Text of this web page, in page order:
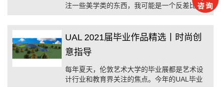
注一些美学类的东西，我可能是一个反差比较
大的人，所以我的作品集每个项目的主题风格
象、未知的东西。
UAL 2021届毕业作品精选丨时尚创
意指导
每年夏天，伦敦艺术大学的毕业展都是艺术设
计行业和教育界关注的焦点。今年的UAL毕业